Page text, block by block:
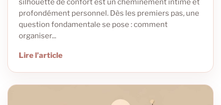
silhouette de confort est un cheminement intime et
profondément personnel. Dès les premiers pas, une
question fondamentale se pose : comment
organiser...
Lire l’article